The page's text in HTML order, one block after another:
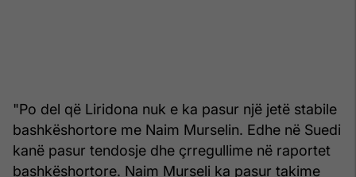
"Po del që Liridona nuk e ka pasur një jetë stabile
bashkëshortore me Naim Murselin. Edhe në Suedi
kanë pasur tendosje dhe çrregullime në raportet
bashkëshortore. Naim Murseli ka pasur takime